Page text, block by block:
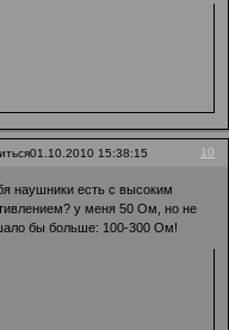
10
01.10.2010 15:38:15
наушники есть с высоким
у меня 50 Ом, но не
бы больше: 100-300 Ом!